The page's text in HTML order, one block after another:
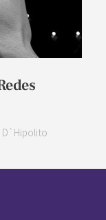
D`Hipolito